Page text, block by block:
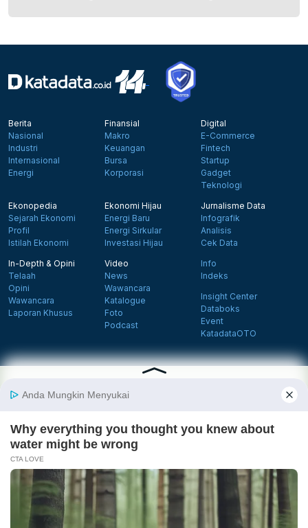
Berita
Nasional
Industri
Internasional
Energi
Finansial
Makro
Keuangan
Bursa
Korporasi
Digital
E-Commerce
Fintech
Startup
Gadget
Teknologi
Ekonopedia
Sejarah Ekonomi
Profil
Istilah Ekonomi
Ekonomi Hijau
Energi Baru
Energi Sirkular
Investasi Hijau
Jurnalisme Data
Infografik
Analisis
Cek Data
In-Depth & Opini
Telaah
Opini
Wawancara
Laporan Khusus
Video
News
Wawancara
Katalogue
Foto
Podcast
Info
Indeks
Insight Center
Databoks
Event
KatadataOTO
Follow us on Facebook
Tentang Katadata Karier Pedoman Media Siber
Kebijakan Privasi Disclaimer Hubungi Kami